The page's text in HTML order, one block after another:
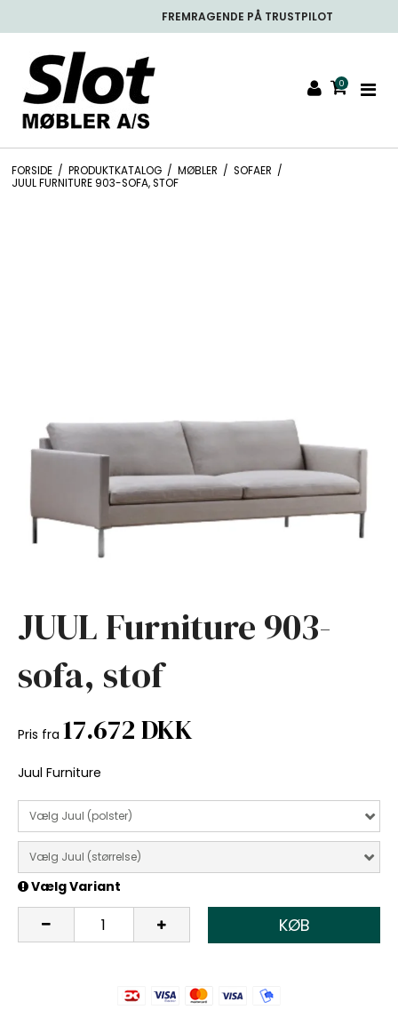
FREMRAGENDE PÅ TRUSTPILOT
0
FORSIDE / PRODUKTKATALOG / MØBLER / SOFAER /
JUUL FURNITURE 903-SOFA, STOF
JUUL Furniture 903-
sofa, stof
Pris fra 17.672 DKK
Juul Furniture
Vælg Juul (polster)
Vælg Juul (størrelse)
Vælg Variant
KØB